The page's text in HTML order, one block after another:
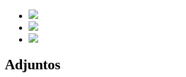
Adjuntos